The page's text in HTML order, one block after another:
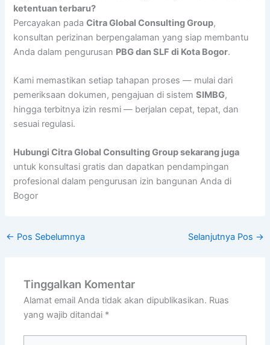
ketentuan terbaru?
Percayakan padaCitra Global Consulting Group,
konsultan perizinan berpengalaman yang siap membantu
Anda dalam pengurusan PBG dan SLF di Kota Bogor.
Kami memastikan setiap tahapan proses — mulai dari
pemeriksaan dokumen, pengajuan di sistemSIMBG,
hingga terbitnya izin resmi — berjalan cepat, tepat, dan
sesuai regulasi.
Hubungi Citra Global Consulting Group sekarang juga
untuk konsultasi gratis dan dapatkan pendampingan
profesional dalam pengurusan izin bangunan Anda di
Bogor
← Pos Sebelumnya Selanjutnya Pos →
Tinggalkan Komentar
Alamat email Anda tidak akan dipublikasikan. Ruas
yang wajib ditandai *